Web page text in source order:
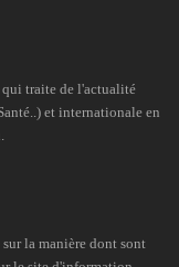
traite de l'actualité
et internationale en
la manière dont sont